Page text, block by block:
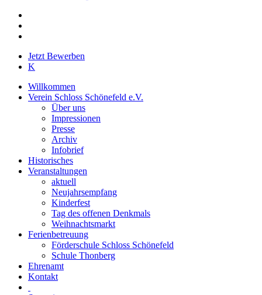
Close
Menu
Jetzt Bewerben
K
Willkommen
Verein Schloss Schönefeld e.V.
Über uns
Impressionen
Presse
Archiv
Infobrief
Historisches
Veranstaltungen
aktuell
Neujahrsempfang
Kinderfest
Tag des offenen Denkmals
Weihnachtsmarkt
Ferienbetreuung
Förderschule Schloss Schönefeld
Schule Thonberg
Ehrenamt
Kontakt